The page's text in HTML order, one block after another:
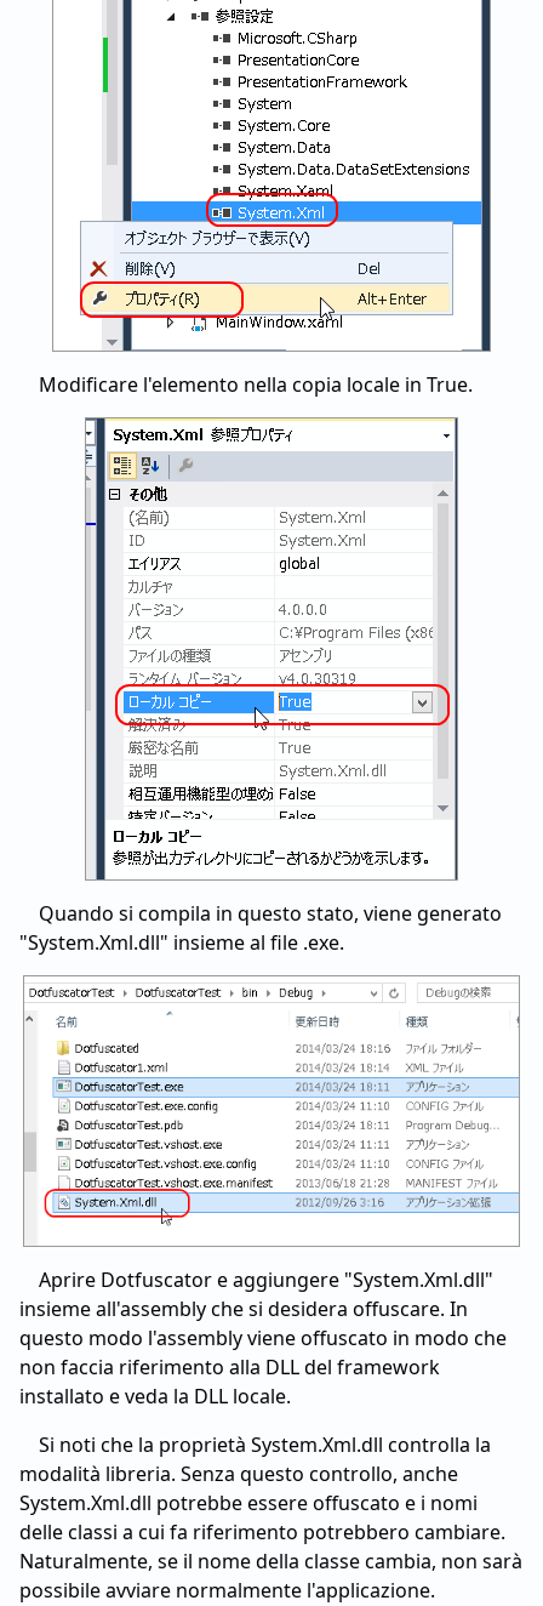
Modificare l'elemento nella copia locale in True.
Quando si compila in questo stato, viene generato
"System.Xml.dll" insieme al file .exe.
Aprire Dotfuscator e aggiungere "System.Xml.dll"
insieme all'assembly che si desidera offuscare. In
questo modo l'assembly viene offuscato in modo che
non faccia riferimento alla DLL del framework
installato e veda la DLL locale.
Si noti che la proprietà System.Xml.dll controlla la
modalità libreria. Senza questo controllo, anche
System.Xml.dll potrebbe essere offuscato e i nomi
delle classi a cui fa riferimento potrebbero cambiare.
Naturalmente, se il nome della classe cambia, non sarà
possibile avviare normalmente l'applicazione.